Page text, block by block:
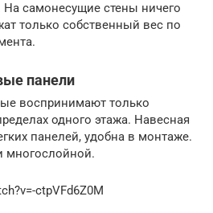
самонесущие стены ничего
только собственный вес по
панели
воспринимают только
одного этажа. Навесная
панелей, удобна в монтаже.
многослойной.
ctpVFd6Z0M